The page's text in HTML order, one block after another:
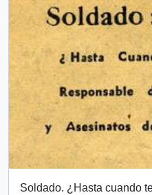
Soldado. ¿Hasta cuando